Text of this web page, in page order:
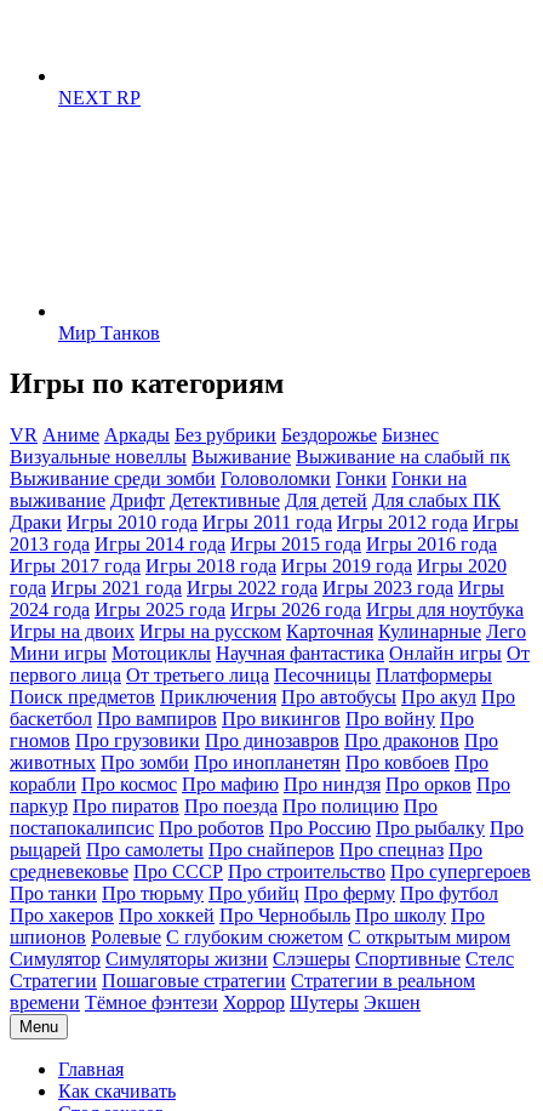
NEXT RP
Мир Танков
Игры по категориям
VR Аниме Аркады Без рубрики Бездорожье Бизнес
Визуальные новеллы Выживание Выживание на слабый пк
Выживание среди зомби Головоломки Гонки Гонки на
выживание Дрифт Детективные Для детей Для слабых ПК
Драки Игры 2010 года Игры 2011 года Игры 2012 года Игры
2013 года Игры 2014 года Игры 2015 года Игры 2016 года
Игры 2017 года Игры 2018 года Игры 2019 года Игры 2020
года Игры 2021 года Игры 2022 года Игры 2023 года Игры
2024 года Игры 2025 года Игры 2026 года Игры для ноутбука
Игры на двоих Игры на русском Карточная Кулинарные Лего
Мини игры Мотоциклы Научная фантастика Онлайн игры От
первого лица От третьего лица Песочницы Платформеры
Поиск предметов Приключения Про автобусы Про акул Про
баскетбол Про вампиров Про викингов Про войну Про
гномов Про грузовики Про динозавров Про драконов Про
животных Про зомби Про инопланетян Про ковбоев Про
корабли Про космос Про мафию Про ниндзя Про орков Про
паркур Про пиратов Про поезда Про полицию Про
постапокалипсис Про роботов Про Россию Про рыбалку Про
рыцарей Про самолеты Про снайперов Про спецназ Про
средневековье Про СССР Про строительство Про супергероев
Про танки Про тюрьму Про убийц Про ферму Про футбол
Про хакеров Про хоккей Про Чернобыль Про школу Про
шпионов Ролевые С глубоким сюжетом С открытым миром
Симулятор Симуляторы жизни Слэшеры Спортивные Стелс
Стратегии Пошаговые стратегии Стратегии в реальном
времени Тёмное фэнтези Хоррор Шутеры Экшен
Menu
Главная
Как скачивать